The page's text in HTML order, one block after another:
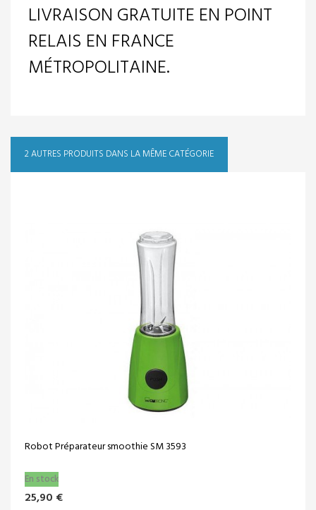
LIVRAISON GRATUITE EN POINT
RELAIS EN FRANCE
MÉTROPOLITAINE.
2 AUTRES PRODUITS DANS LA MÊME CATÉGORIE
Robot Préparateur smoothie SM 3593
En stock
25,90 €